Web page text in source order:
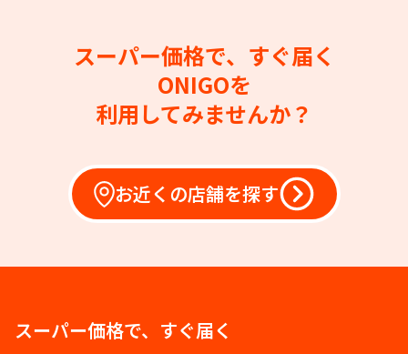
スーパー価格で、すぐ届く
ONIGOを
利用してみませんか？
お近くの店舗を探す
スーパー価格で、すぐ届く